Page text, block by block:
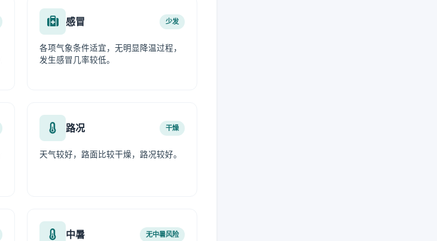
感冒 少发
各项气象条件适宜，无明显降温过程，
发生感冒几率较低。
路况 干燥
天气较好，路面比较干燥，路况较好。
中暑 无中暑风险